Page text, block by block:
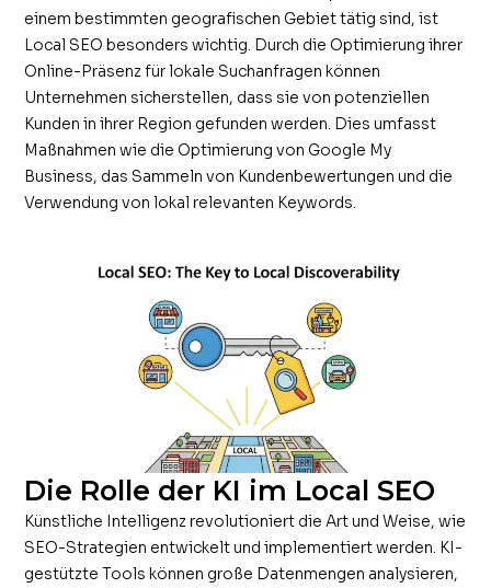
einem bestimmten geografischen Gebiet tätig sind, ist
Local SEO besonders wichtig. Durch die Optimierung ihrer
Online-Präsenz für lokale Suchanfragen können
Unternehmen sicherstellen, dass sie von potenziellen
Kunden in ihrer Region gefunden werden. Dies umfasst
Maßnahmen wie die Optimierung von Google My
Business, das Sammeln von Kundenbewertungen und die
Verwendung von lokal relevanten Keywords.
Die Rolle der KI im Local SEO
Künstliche Intelligenz revolutioniert die Art und Weise, wie
SEO-Strategien entwickelt und implementiert werden. KI-
gestützte Tools können große Datenmengen analysieren,